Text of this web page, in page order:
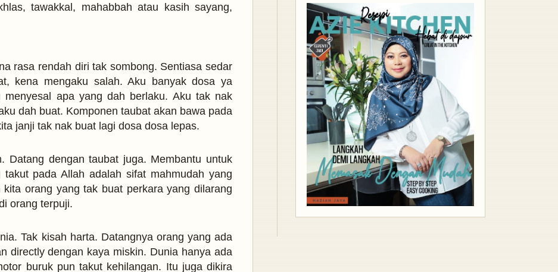
tawakkal, mahabbah atau kasih sayang,
rasa rendah diri tak sombong. Sentiasa sedar
kena mengaku salah. Aku banyak dosa ya
menyesal apa yang dah berlaku. Aku tak nak
dah buat. Komponen taubat akan bawa pada
janji tak nak buat lagi dosa dosa lepas.
Datang dengan taubat juga. Membantu untuk
pada Allah adalah sifat mahmudah yang
orang yang tak buat perkara yang dilarang
orang terpuji.
Tak kisah harta. Datangnya orang yang ada
directly dengan kaya miskin. Dunia hanya ada
buruk pun takut kehilangan. Itu juga dikira